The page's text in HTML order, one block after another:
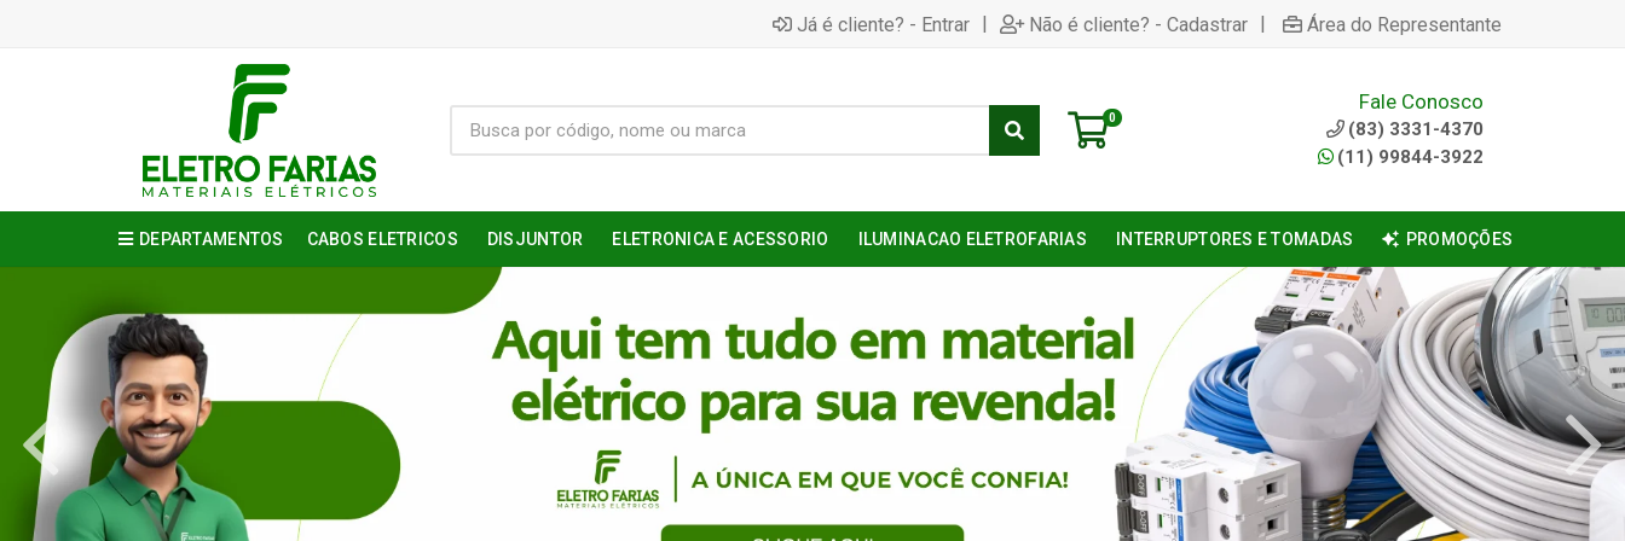
Já é cliente? - Entrar | Não é cliente? - Cadastrar | Área do Representante
0
Fale Conosco
(83) 3331-4370
(11) 99844-3922
DEPARTAMENTOS CABOS ELETRICOS DISJUNTOR ELETRONICA E ACESSORIO ILUMINACAO ELETROFARIAS INTERRUPTORES E TOMADAS PROMOÇÕES